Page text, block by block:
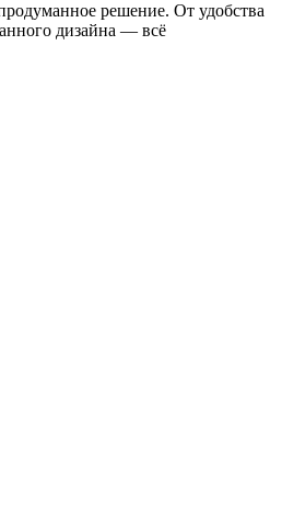
решение. От удобства
дизайна — всё